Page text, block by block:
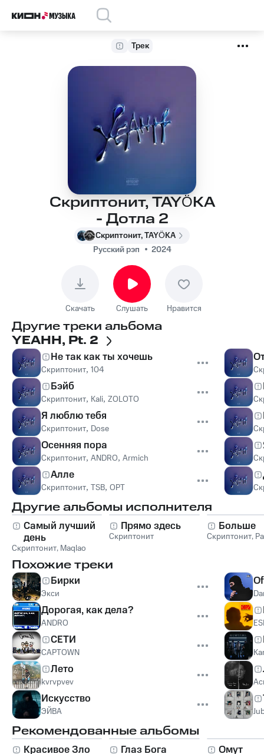
Трек
Скриптонит, TAYÖKA
- Дотла 2
Скриптонит, TAYÖKA
Русский рэп
2024
Скачать Слушать Нравится
Другие треки альбома
YEAHH, Pt. 2
Не так как ты хочешь
Скриптонит, 104
Бэйб
Скриптонит, Kali, ZOLOTO
Я люблю тебя
Скриптонит, Dose
Осенняя пора
Скриптонит, ANDRO, Armich
Алле
Скриптонит, TSB, OPT
Другие альбомы исполнителя
Самый лучший
день
Скриптонит, Maqlao
Прямо здесь
Скриптонит
Больше
Скриптонит,
Похожие треки
Бирки
Экси
Дорогая, как дела?
ANDRO
СЕТИ
CAPTOWN
Лето
kvrvpvev
Искусство
ЭЙВА
Рекомендованные альбомы
Красивое Зло Глаз Бога Омут